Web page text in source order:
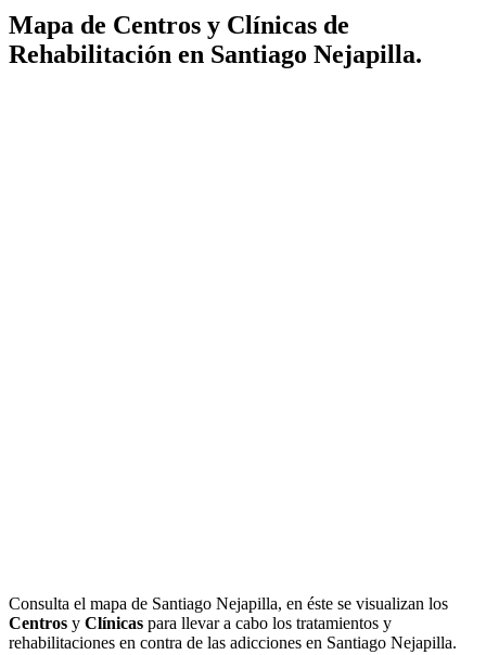
Mapa de Centros y Clínicas de
Rehabilitación en Santiago Nejapilla.
Consulta el mapa de Santiago Nejapilla, en éste se visualizan los
Centros y Clínicas para llevar a cabo los tratamientos y
rehabilitaciones en contra de las adicciones en Santiago Nejapilla.